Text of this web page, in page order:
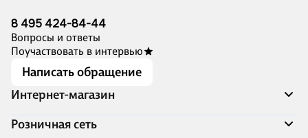
8 495 424-84-44
Вопросы и ответы
Поучаствовать в интервью
Написать обращение
Интернет-магазин
Акции
Розничная сеть